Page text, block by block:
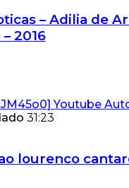
– Adilia de
2016
31:23
lourenco